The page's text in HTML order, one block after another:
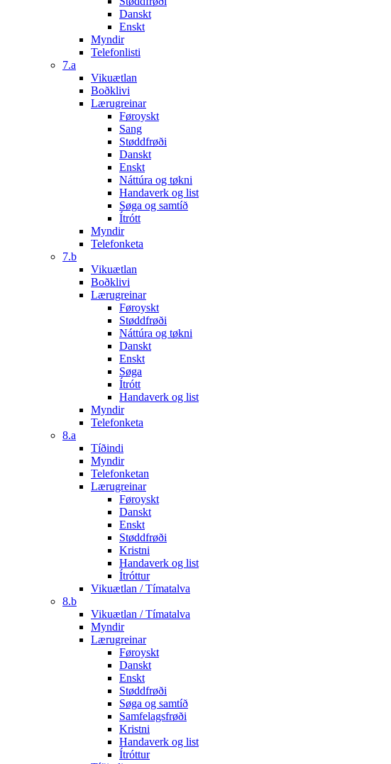
Danskt
Enskt
Myndir
Telefonlisti
7.a
Vikuætlan
Boðklivi
Lærugreinar
Føroyskt
Sang
Støddfrøði
Danskt
Enskt
Náttúra og tøkni
Handaverk og list
Søga og samtíð
Ítrótt
Myndir
Telefonketa
7.b
Vikuætlan
Boðklivi
Lærugreinar
Føroyskt
Støddfrøði
Náttúra og tøkni
Danskt
Enskt
Søga
Ítrótt
Handaverk og list
Myndir
Telefonketa
8.a
Tíðindi
Myndir
Telefonketan
Lærugreinar
Føroyskt
Danskt
Enskt
Støddfrøði
Kristni
Handaverk og list
Ítróttur
Vikuætlan / Tímatalva
8.b
Vikuætlan / Tímatalva
Myndir
Lærugreinar
Føroyskt
Danskt
Enskt
Støddfrøði
Søga og samtíð
Samfelagsfrøði
Kristni
Handaverk og list
Ítróttur